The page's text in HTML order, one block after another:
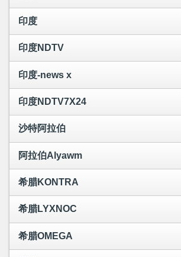
印度
印度NDTV
印度-news x
印度NDTV7X24
沙特阿拉伯
阿拉伯Alyawm
希腊KONTRA
希腊LYXNOC
希腊OMEGA